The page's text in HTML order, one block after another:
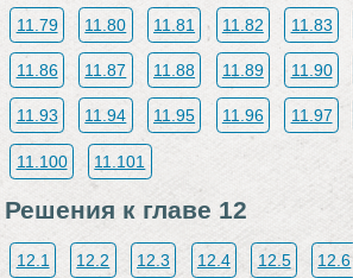
11.79 11.80 11.81 11.82 11.83
11.86 11.87 11.88 11.89 11.90
11.93 11.94 11.95 11.96 11.97
11.100 11.101
Решения к главе 12
12.1 12.2 12.3 12.4 12.5 12.6